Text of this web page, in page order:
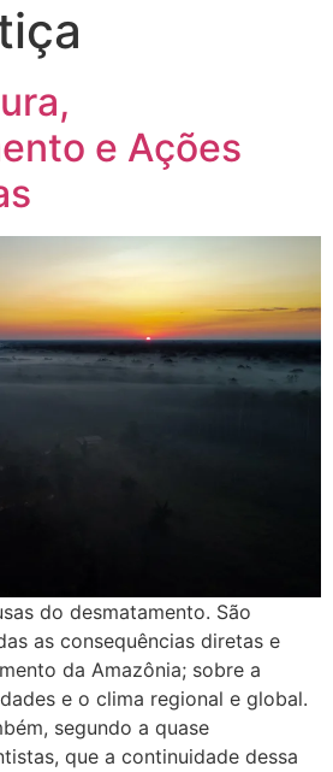
e Ações
do desmatamento. São
as consequências diretas e
da Amazônia; sobre a
e o clima regional e global.
segundo a quase
que a continuidade dessa